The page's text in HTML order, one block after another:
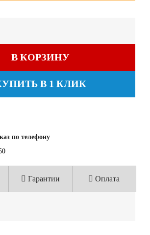
В КОРЗИНУ
В 1 КЛИК
по телефону
Гарантии Оплата